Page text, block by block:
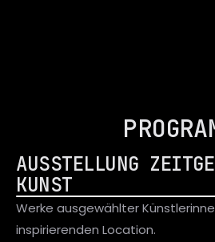
AUSSTELLUNG
KUNST
Werke ausgewählter
inspirierenden Location.